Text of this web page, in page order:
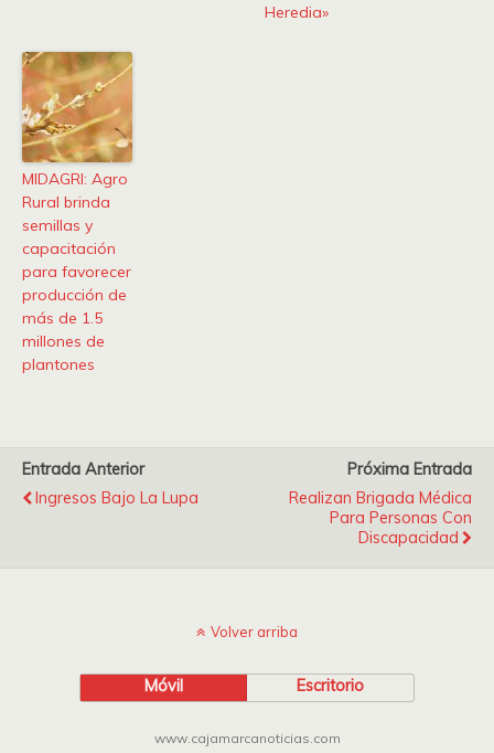
Heredia»
MIDAGRI: Agro
Rural brinda
semillas y
capacitación
para favorecer
producción de
más de 1.5
millones de
plantones
Entrada Anterior
Ingresos Bajo La Lupa
Próxima Entrada
Realizan Brigada Médica
Para Personas Con
Discapacidad
Volver arriba
Móvil Escritorio
www.cajamarcanoticias.com